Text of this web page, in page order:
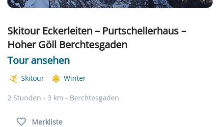
Skitour Eckerleiten – Purtschellerhaus –
Hoher Göll Berchtesgaden
Tour ansehen
Skitour Winter
2 Stunden - 3 km - Berchtesgaden
Merkliste